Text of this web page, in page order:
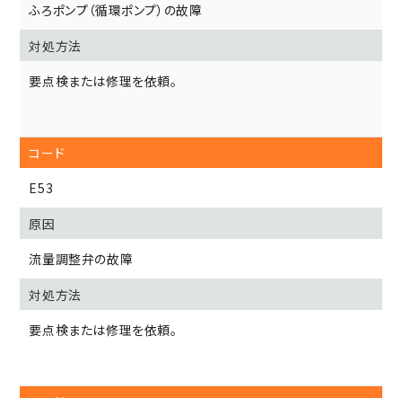
ふろポンプ（循環ポンプ）の故障
要点検または修理を依頼。
E53
流量調整弁の故障
要点検または修理を依頼。